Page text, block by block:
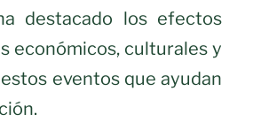
destacado los efectos
económicos, culturales y
eventos que ayudan